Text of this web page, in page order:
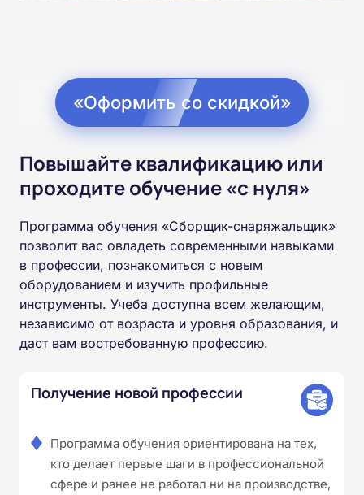
«Оформить со скидкой»
Повышайте квалификацию или
проходите обучение «с нуля»
Программа обучения «Сборщик-снаряжальщик»
позволит вас овладеть современными навыками
в профессии, познакомиться с новым
оборудованием и изучить профильные
инструменты. Учеба доступна всем желающим,
независимо от возраста и уровня образования, и
даст вам востребованную профессию.
Получение новой профессии
Программа обучения ориентирована на тех,
кто делает первые шаги в профессиональной
сфере и ранее не работал ни на производстве,